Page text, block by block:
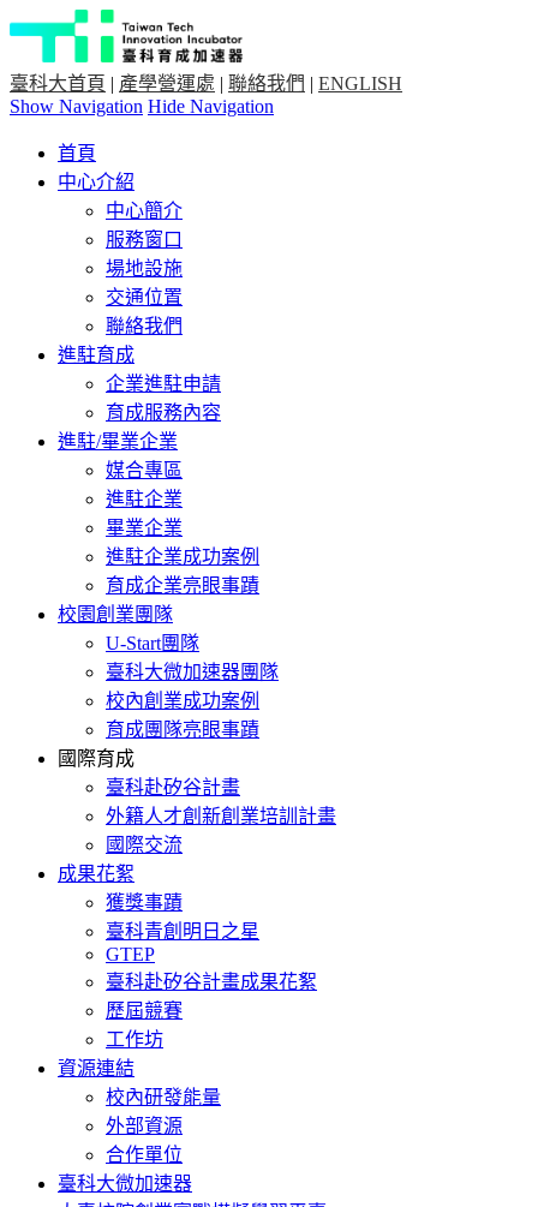
臺科大首頁 | 產學營運處 | 聯絡我們 | ENGLISH
Show Navigation Hide Navigation
首頁
中心介紹
中心簡介
服務窗口
場地設施
交通位置
聯絡我們
進駐育成
企業進駐申請
育成服務內容
進駐/畢業企業
媒合專區
進駐企業
畢業企業
進駐企業成功案例
育成企業亮眼事蹟
校園創業團隊
U-Start團隊
臺科大微加速器團隊
校內創業成功案例
育成團隊亮眼事蹟
國際育成
臺科赴矽谷計畫
外籍人才創新創業培訓計畫
國際交流
成果花絮
獲獎事蹟
臺科青創明日之星
GTEP
臺科赴矽谷計畫成果花絮
歷屆競賽
工作坊
資源連結
校內研發能量
外部資源
合作單位
臺科大微加速器